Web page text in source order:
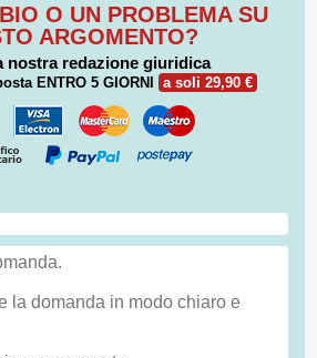
O UN PROBLEMA SU
ARGOMENTO?
nostra redazione giuridica
ENTRO 5 GIORNI a soli 29,90 €